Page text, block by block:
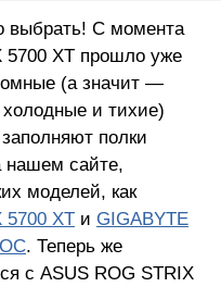
выбрать! С момента
5700 XT прошло уже
(а значит —
и тихие)
полки
нашем сайте,
моделей, как
5700 XTи GIGABYTE
. Теперь же
с ASUS ROG STRIX